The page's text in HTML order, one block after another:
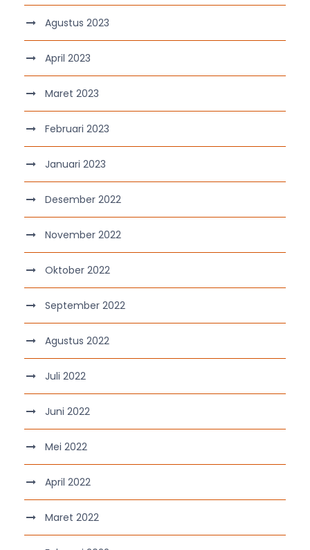
Agustus 2023
April 2023
Maret 2023
Februari 2023
Januari 2023
Desember 2022
November 2022
Oktober 2022
September 2022
Agustus 2022
Juli 2022
Juni 2022
Mei 2022
April 2022
Maret 2022